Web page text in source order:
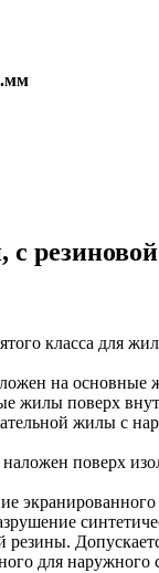
класса для
на основные
поверх
жилы
поверх
для наружного